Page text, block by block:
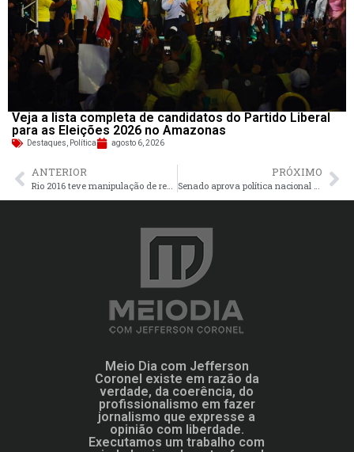
Veja a lista completa de candidatos do Partido Liberal
para as Eleições 2026 no Amazonas
Destaques, Política agosto 6, 2026
ANTERIOR
Rio 2016 teve manipulação de resultados no boxe, diz investigação
PRÓXIMO
Senado aprova política nacional de dados sobre violência contra mulher
Meio Dia com Jefferson
Coronel existe em razão da
verdade, da coerência, do
profissionalismo em fazer
jornalismo que expresse a
opinião com liberdade.
Executamos um trabalho com